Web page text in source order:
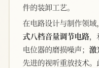
件的装卸工艺。
在电路设计与制作领
式八档音量调节电路
电位器的磨损噪声； 激
先进的视听重放技术。